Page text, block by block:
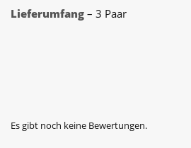
Lieferumfang – 3 Paar
Es gibt noch keine Bewertungen.